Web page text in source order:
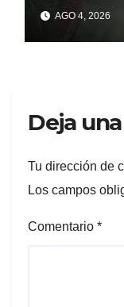
AGO 4, 2026
Deja
Tu dirección de
Los campos
Comentario *